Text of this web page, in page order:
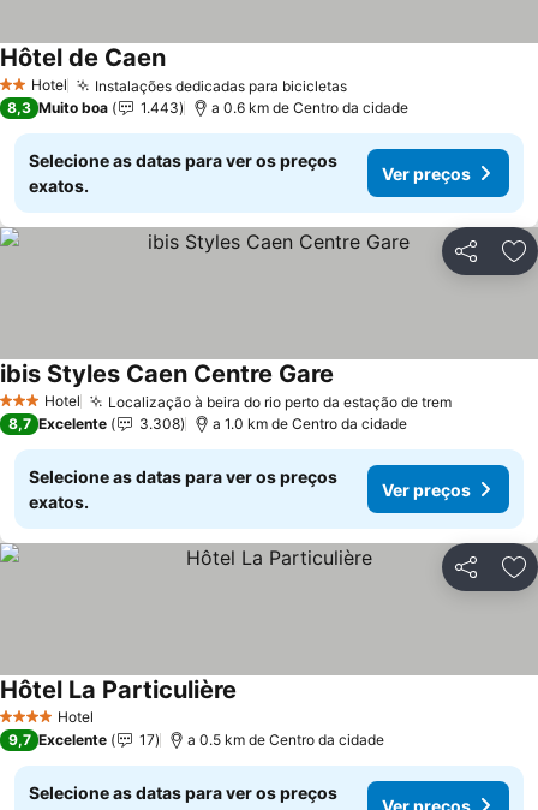
2 Estrelas
Hotel Instalações dedicadas para bicicletasVer preços
Hôtel de CaenVer preços
8,3 Muito boa 1.443 a 0.6 km de Centro da cidade
Selecione as datas para ver os preços
exatos.
Ver preços
Partilhar
3 EstrelasHotel Localização à beira do rio perto da estação de tremVer
ibis Styles Caen Centre Gare
8,7 Excelente 3.308 a 1.0 km de Centro da cidade
Selecione as datas para ver os preços
exatos.
Ver preços
Partilhar
4 EstrelasHotel
Hôtel La Particulière
9,7 Excelente 17 a 0.5 km de Centro da cidade
Selecione as datas para ver os preços
Ver preços